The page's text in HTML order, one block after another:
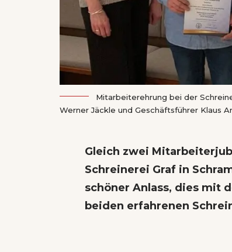
Mitarbeiterehrung bei der
Werner Jäckle und Geschäftsführer Klaus
Gleich zwei
Schreinerei Graf in
schöner Anlass, dies mit
beiden erfahrenen